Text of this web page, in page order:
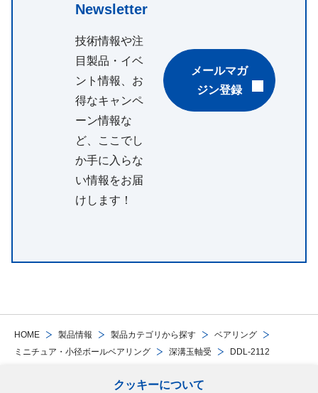
クッキーについて
HOME 製品情報 製品カテゴリから探す
ベアリング
ミニチュア・小径ボールベアリング
深溝玉軸受 DDL-2112
Newsletter
技術情報や注
目製品・イベ
ント情報、お
得なキャンペ
ーン情報な
ど、ここでし
か手に入らな
い情報をお届
けします！
メールマガ
ジン登録